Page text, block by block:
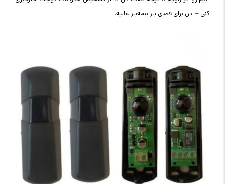
کنی – این برای فضای باز نیمه‌باز عالیه!